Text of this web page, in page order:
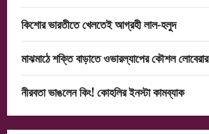
কিশোর ভারতীতে খেলতেই আগ্রহী লাল-হলুদ
মাঝমাঠে শক্তি বাড়াতে ওভারল্যাপের কৌশল লোবেরার
নীরবতা ভাঙলেন কিং! কোহলির ইনস্টা কামব্যাক